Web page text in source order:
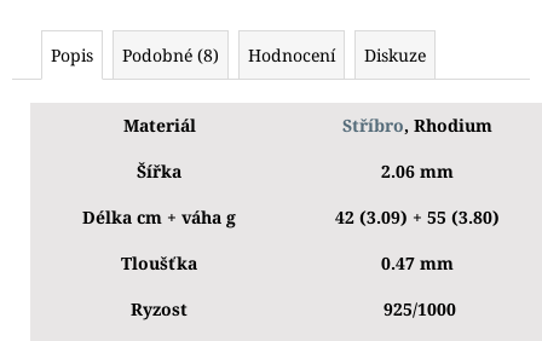
Popis Podobné (8) Hodnocení Diskuze
Materiál Stříbro, Rhodium
Šířka
2.06 mm
Délka cm + váha g
42 (3.09) + 55 (3.80)
Tloušťka
0.47 mm
Ryzost
925/1000